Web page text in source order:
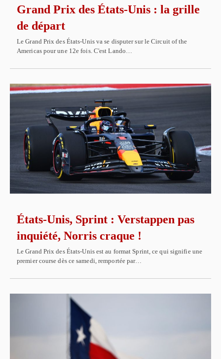
Grand Prix des États-Unis : la grille
de départ
Le Grand Prix des États-Unis va se disputer sur le Circuit of the
Americas pour une 12e fois. C'est Lando…
États-Unis, Sprint : Verstappen pas
inquiété, Norris craque !
Le Grand Prix des États-Unis est au format Sprint, ce qui signifie une
premier course dès ce samedi, remportée par…